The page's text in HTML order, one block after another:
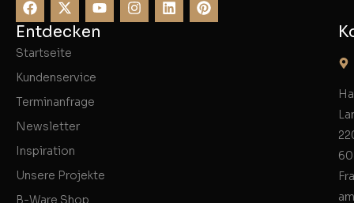
Entdecken
Startseite
Kundenservice
Terminanfrage
Newsletter
Inspiration
Unsere Projekte
B-Ware Shop